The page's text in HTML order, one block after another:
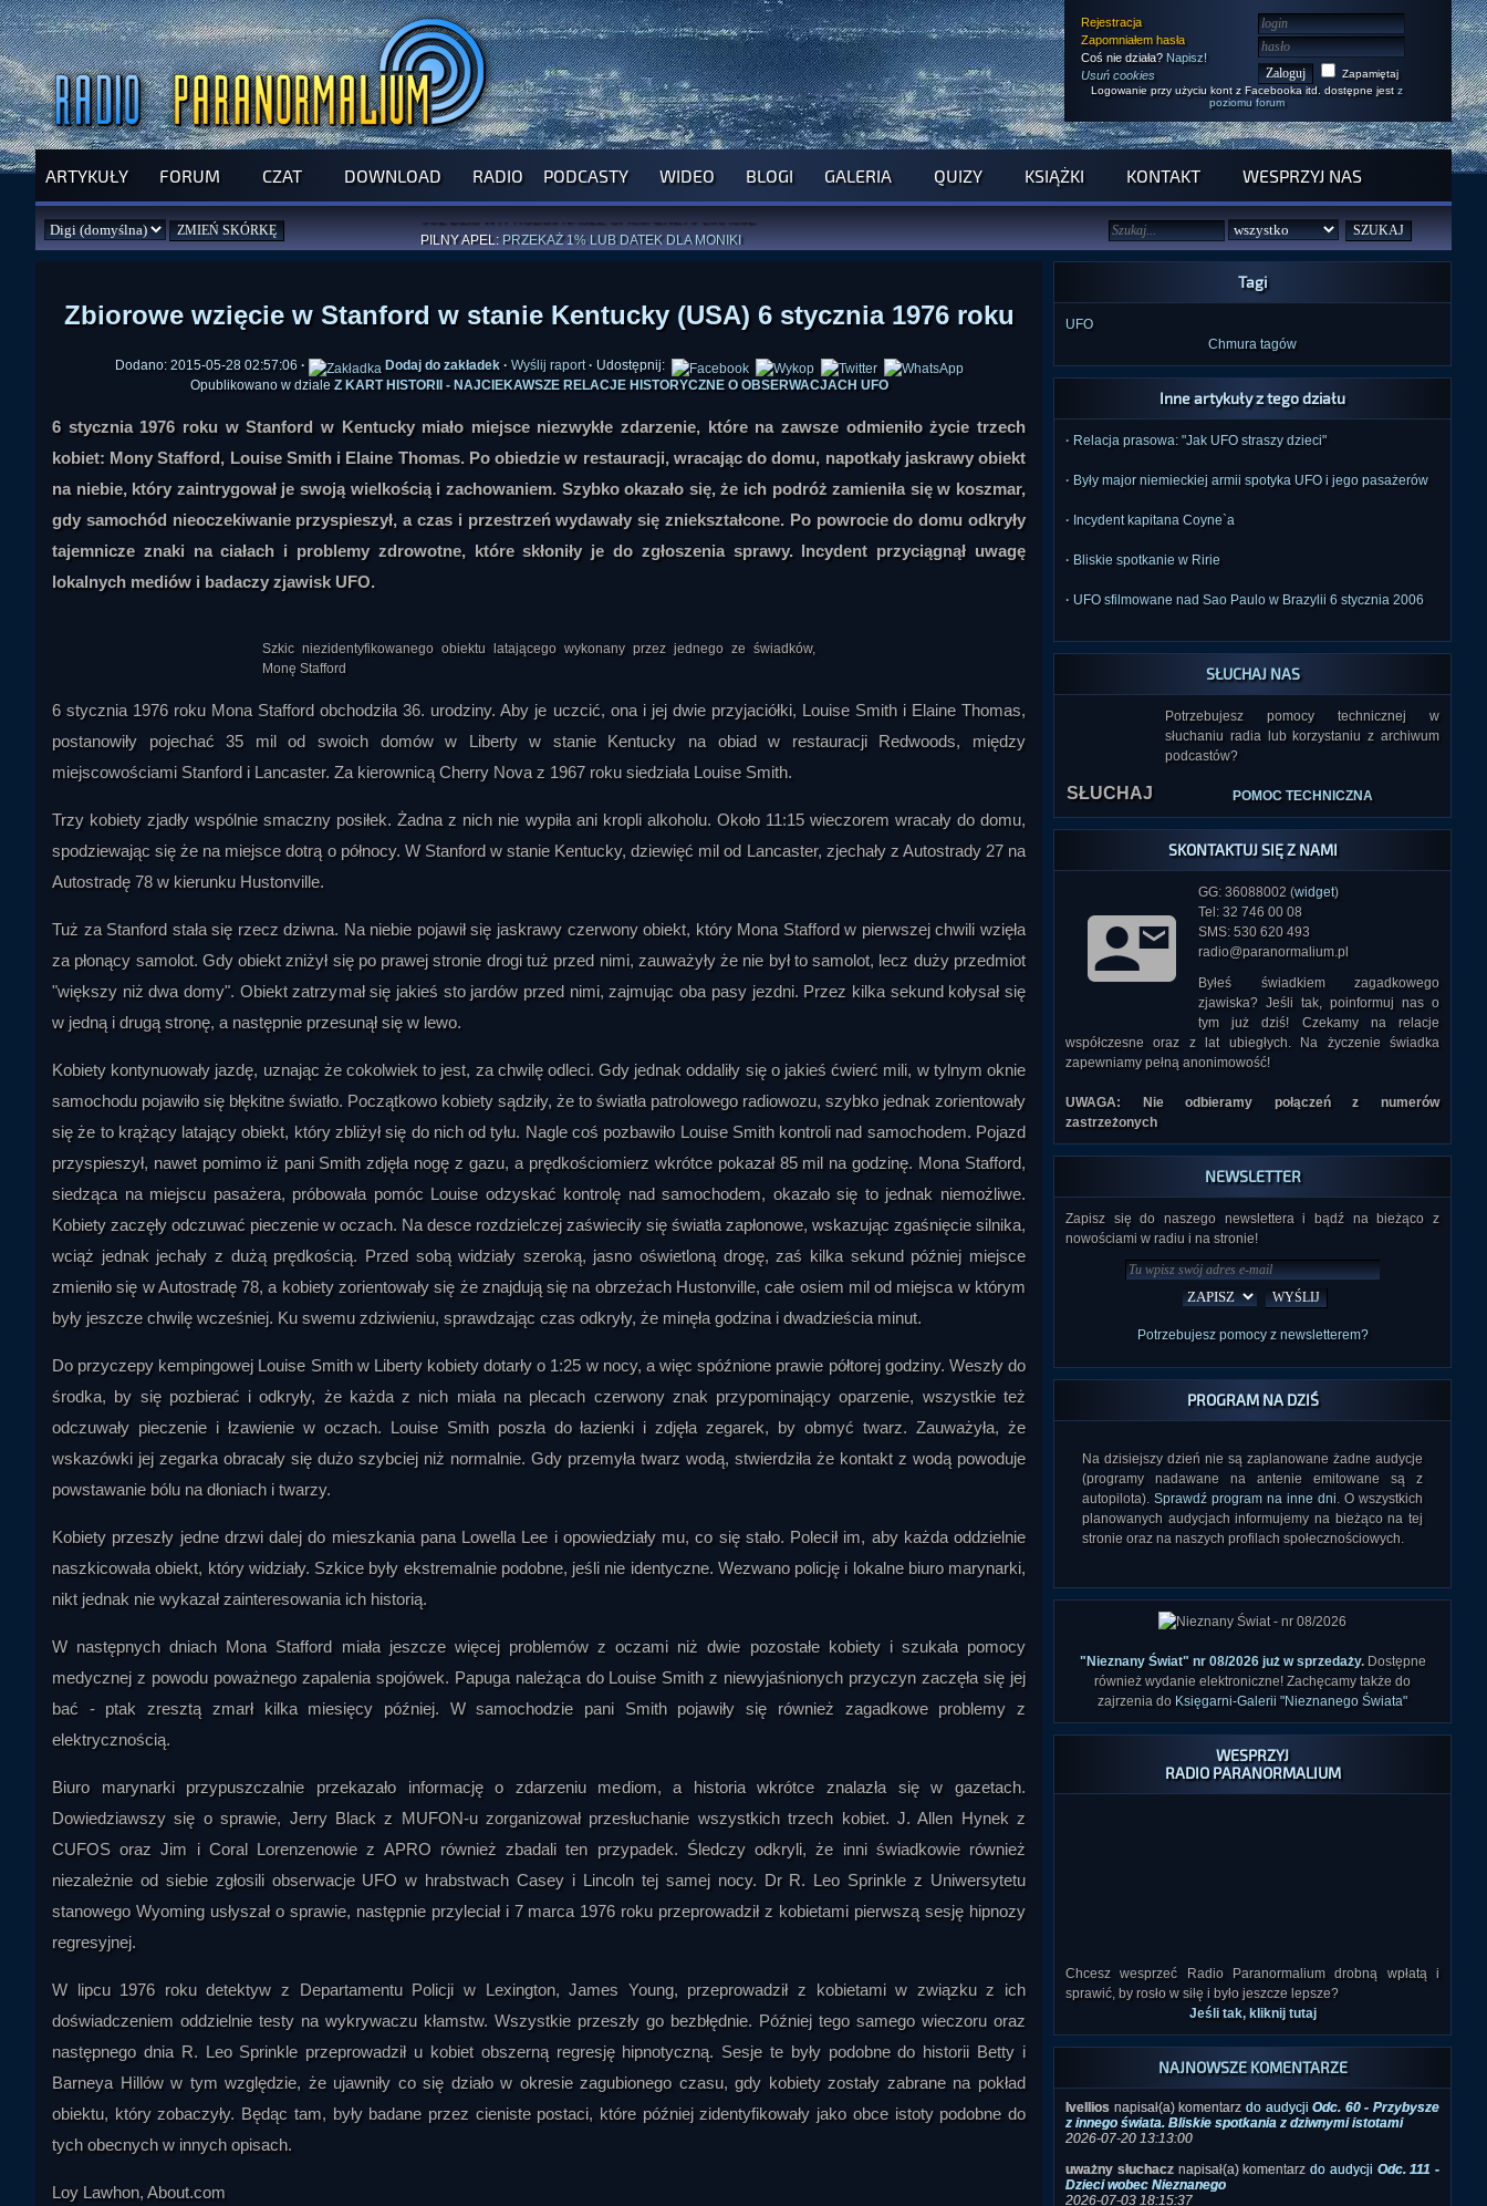
Rejestracja
Zapomniałem hasła
Coś nie działa? Napisz!
Usuń cookies
Zapamiętaj
Logowanie przy użyciu kont z Facebooka itd. dostępne jest z
poziomu forum
ARTYKUŁY FORUM CZAT DOWNLOAD RADIO PODCASTY WIDEO BLOGI GALERIA QUIZY KSIĄŻKI KONTAKT WESPRZYJ NAS
SPRAWDŹ PROGRAM NA NAJBLIŻSZY TYDZIEŃ
PILNY APEL: PRZEKAŻ 1% LUB DATEK DLA MONIKI
Zbiorowe wzięcie w Stanford w stanie Kentucky (USA) 6 stycznia 1976 roku
Dodano: 2015-05-28 02:57:06 · Dodaj do zakładek · Wyślij raport · Udostępnij:
Opublikowano w dziale Z KART HISTORII - NAJCIEKAWSZE RELACJE HISTORYCZNE O OBSERWACJACH UFO
6 stycznia 1976 roku w Stanford w Kentucky miało miejsce niezwykłe zdarzenie, które na zawsze odmieniło życie trzech
kobiet: Mony Stafford, Louise Smith i Elaine Thomas. Po obiedzie w restauracji, wracając do domu, napotkały jaskrawy obiekt
na niebie, który zaintrygował je swoją wielkością i zachowaniem. Szybko okazało się, że ich podróż zamieniła się w koszmar,
gdy samochód nieoczekiwanie przyspieszył, a czas i przestrzeń wydawały się zniekształcone. Po powrocie do domu odkryły
tajemnicze znaki na ciałach i problemy zdrowotne, które skłoniły je do zgłoszenia sprawy. Incydent przyciągnął uwagę
lokalnych mediów i badaczy zjawisk UFO.
Szkic niezidentyfikowanego obiektu latającego wykonany przez jednego ze świadków,
Monę Stafford
6 stycznia 1976 roku Mona Stafford obchodziła 36. urodziny. Aby je uczcić, ona i jej dwie przyjaciółki, Louise Smith i Elaine Thomas,
postanowiły pojechać 35 mil od swoich domów w Liberty w stanie Kentucky na obiad w restauracji Redwoods, między
miejscowościami Stanford i Lancaster. Za kierownicą Cherry Nova z 1967 roku siedziała Louise Smith.
Trzy kobiety zjadły wspólnie smaczny posiłek. Żadna z nich nie wypiła ani kropli alkoholu. Około 11:15 wieczorem wracały do domu,
spodziewając się że na miejsce dotrą o północy. W Stanford w stanie Kentucky, dziewięć mil od Lancaster, zjechały z Autostrady 27 na
Autostradę 78 w kierunku Hustonville.
Tuż za Stanford stała się rzecz dziwna. Na niebie pojawił się jaskrawy czerwony obiekt, który Mona Stafford w pierwszej chwili wzięła
za płonący samolot. Gdy obiekt zniżył się po prawej stronie drogi tuż przed nimi, zauważyły że nie był to samolot, lecz duży przedmiot
"większy niż dwa domy". Obiekt zatrzymał się jakieś sto jardów przed nimi, zajmując oba pasy jezdni. Przez kilka sekund kołysał się
w jedną i drugą stronę, a następnie przesunął się w lewo.
Kobiety kontynuowały jazdę, uznając że cokolwiek to jest, za chwilę odleci. Gdy jednak oddaliły się o jakieś ćwierć mili, w tylnym oknie
samochodu pojawiło się błękitne światło. Początkowo kobiety sądziły, że to światła patrolowego radiowozu, szybko jednak zorientowały
się że to krążący latający obiekt, który zbliżył się do nich od tyłu. Nagle coś pozbawiło Louise Smith kontroli nad samochodem. Pojazd
przyspieszył, nawet pomimo iż pani Smith zdjęła nogę z gazu, a prędkościomierz wkrótce pokazał 85 mil na godzinę. Mona Stafford,
siedząca na miejscu pasażera, próbowała pomóc Louise odzyskać kontrolę nad samochodem, okazało się to jednak niemożliwe.
Kobiety zaczęły odczuwać pieczenie w oczach. Na desce rozdzielczej zaświeciły się światła zapłonowe, wskazując zgaśnięcie silnika,
wciąż jednak jechały z dużą prędkością. Przed sobą widziały szeroką, jasno oświetloną drogę, zaś kilka sekund później miejsce
zmieniło się w Autostradę 78, a kobiety zorientowały się że znajdują się na obrzeżach Hustonville, całe osiem mil od miejsca w którym
były jeszcze chwilę wcześniej. Ku swemu zdziwieniu, sprawdzając czas odkryły, że minęła godzina i dwadzieścia minut.
Do przyczepy kempingowej Louise Smith w Liberty kobiety dotarły o 1:25 w nocy, a więc spóźnione prawie półtorej godziny. Weszły do
środka, by się pozbierać i odkryły, że każda z nich miała na plecach czerwony znak przypominający oparzenie, wszystkie też
odczuwały pieczenie i łzawienie w oczach. Louise Smith poszła do łazienki i zdjęła zegarek, by obmyć twarz. Zauważyła, że
wskazówki jej zegarka obracały się dużo szybciej niż normalnie. Gdy przemyła twarz wodą, stwierdziła że kontakt z wodą powoduje
powstawanie bólu na dłoniach i twarzy.
Kobiety przeszły jedne drzwi dalej do mieszkania pana Lowella Lee i opowiedziały mu, co się stało. Polecił im, aby każda oddzielnie
naszkicowała obiekt, który widziały. Szkice były ekstremalnie podobne, jeśli nie identyczne. Wezwano policję i lokalne biuro marynarki,
nikt jednak nie wykazał zainteresowania ich historią.
W następnych dniach Mona Stafford miała jeszcze więcej problemów z oczami niż dwie pozostałe kobiety i szukała pomocy
medycznej z powodu poważnego zapalenia spojówek. Papuga należąca do Louise Smith z niewyjaśnionych przyczyn zaczęła się jej
bać - ptak zresztą zmarł kilka miesięcy później. W samochodzie pani Smith pojawiły się również zagadkowe problemy z
elektrycznością.
Biuro marynarki przypuszczalnie przekazało informację o zdarzeniu mediom, a historia wkrótce znalazła się w gazetach.
Dowiedziawszy się o sprawie, Jerry Black z MUFON-u zorganizował przesłuchanie wszystkich trzech kobiet. J. Allen Hynek z
CUFOS oraz Jim i Coral Lorenzenowie z APRO również zbadali ten przypadek. Śledczy odkryli, że inni świadkowie również
niezależnie od siebie zgłosili obserwacje UFO w hrabstwach Casey i Lincoln tej samej nocy. Dr R. Leo Sprinkle z Uniwersytetu
stanowego Wyoming usłyszał o sprawie, następnie przyleciał i 7 marca 1976 roku przeprowadził z kobietami pierwszą sesję hipnozy
regresyjnej.
W lipcu 1976 roku detektyw z Departamentu Policji w Lexington, James Young, przeprowadził z kobietami w związku z ich
doświadczeniem oddzielnie testy na wykrywaczu kłamstw. Wszystkie przeszły go bezbłędnie. Później tego samego wieczoru oraz
następnego dnia R. Leo Sprinkle przeprowadził u kobiet obszerną regresję hipnotyczną. Sesje te były podobne do historii Betty i
Barneya Hillów w tym względzie, że ujawniły co się działo w okresie zagubionego czasu, gdy kobiety zostały zabrane na pokład
obiektu, który zobaczyły. Będąc tam, były badane przez cieniste postaci, które później zidentyfikowały jako obce istoty podobne do
tych obecnych w innych opisach.
Loy Lawhon, About.com
Tagi
UFO
Chmura tagów
Inne artykuły z tego działu
· Relacja prasowa: "Jak UFO straszy dzieci"
· Były major niemieckiej armii spotyka UFO i jego pasażerów
· Incydent kapitana Coyne`a
· Bliskie spotkanie w Ririe
· UFO sfilmowane nad Sao Paulo w Brazylii 6 stycznia 2006
SŁUCHAJ NAS
Potrzebujesz pomocy technicznej w
słuchaniu radia lub korzystaniu z archiwum
podcastów?
POMOC TECHNICZNA
SKONTAKTUJ SIĘ Z NAMI
GG: 36088002 (widget)
Tel: 32 746 00 08
SMS: 530 620 493
radio@paranormalium.pl
Byłeś świadkiem zagadkowego
zjawiska? Jeśli tak, poinformuj nas o
tym już dziś! Czekamy na relacje
współczesne oraz z lat ubiegłych. Na życzenie świadka
zapewniamy pełną anonimowość!
UWAGA: Nie odbieramy połączeń z numerów
zastrzeżonych
NEWSLETTER
Zapisz się do naszego newslettera i bądź na bieżąco z
nowościami w radiu i na stronie!
Potrzebujesz pomocy z newsletterem?
PROGRAM NA DZIŚ
Na dzisiejszy dzień nie są zaplanowane żadne audycje
(programy nadawane na antenie emitowane są z
autopilota). Sprawdź program na inne dni. O wszystkich
planowanych audycjach informujemy na bieżąco na tej
stronie oraz na naszych profilach społecznościowych.
"Nieznany Świat" nr 08/2026 już w sprzedaży.Dostępne
również wydanie elektroniczne! Zachęcamy także do
zajrzenia do Księgarni-Galerii "Nieznanego Świata"
WESPRZYJ
RADIO PARANORMALIUM
Jeśli tak, kliknij tutaj
NAJNOWSZE KOMENTARZE
napisał(a) komentarzdo audycjiOdc. 60 - Przybysze
z innego świata. Bliskie spotkania z dziwnymi istotami
2026-07-20 13:13:00
uważny słuchacznapisał(a) komentarz do audycji
2026-07-03 18:15:37
K.R. napisał(a) komentarz